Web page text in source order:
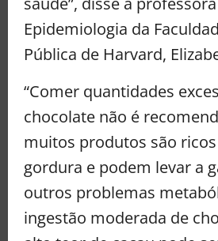
Epidemiologia da
Pública de Harvard,
“Comer quantidades
chocolate não é
muitos produtos são
gordura e podem levar a
outros problemas
ingestão moderada de